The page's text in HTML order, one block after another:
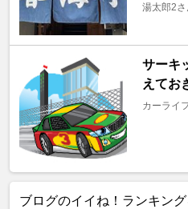
湯太郎2さ
サーキ
えてお
カーライ
ブログのイイね！ランキン